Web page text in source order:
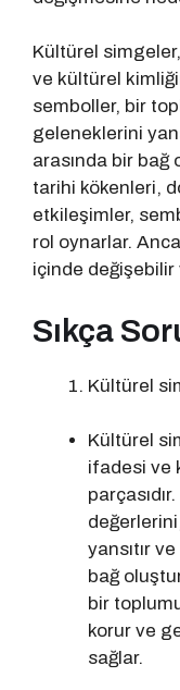
Kültürel
ve kültürel
semboller, bir
geleneklerini
arasında bir
tarihi kökenleri,
etkileşimler,
rol oynarlar.
içinde
Sıkça
Kültürel
Kültürel
ifadesi ve
yansıtır
bağ
bir
korur ve
sağlar.